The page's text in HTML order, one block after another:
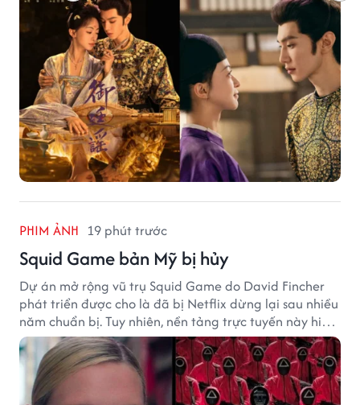
PHIM ẢNH 19 phút trước
Squid Game bản Mỹ bị hủy
Dự án mở rộng vũ trụ Squid Game do David Fincher
phát triển được cho là đã bị Netflix dừng lại sau nhiều
năm chuẩn bị. Tuy nhiên, nền tảng trực tuyến này hiện
vẫn chưa đưa ra thông báo chính thức.